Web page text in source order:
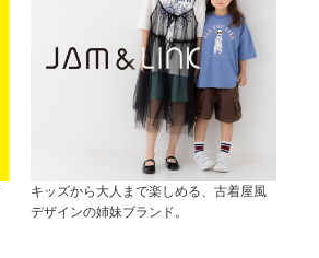
キッズから大人まで楽しめる、古着屋風
デザインの姉妹ブランド。